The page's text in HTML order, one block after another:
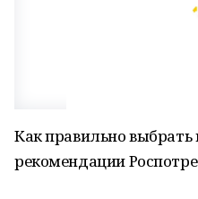
Как правильно
рекомендации